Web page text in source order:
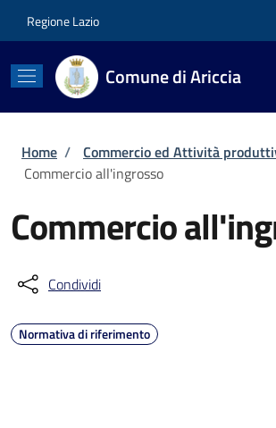
Regione Lazio
Comune di Ariccia
Briciole di pane
Home / Commercio ed Attività
Commercio all'ingrosso
Commercio
Condividi
Normativa di riferimento